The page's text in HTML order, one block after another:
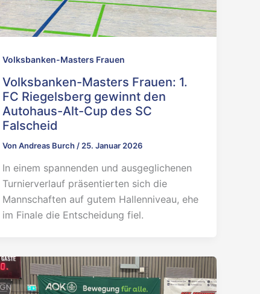
Volksbanken-Masters Frauen
Volksbanken-Masters Frauen: 1.
FC Riegelsberg gewinnt den
Autohaus-Alt-Cup des SC
Falscheid
VonAndreas Burch / 25. Januar 2026
In einem spannenden und ausgeglichenen
Turnierverlauf präsentierten sich die
Mannschaften auf gutem Hallenniveau, ehe
im Finale die Entscheidung fiel.